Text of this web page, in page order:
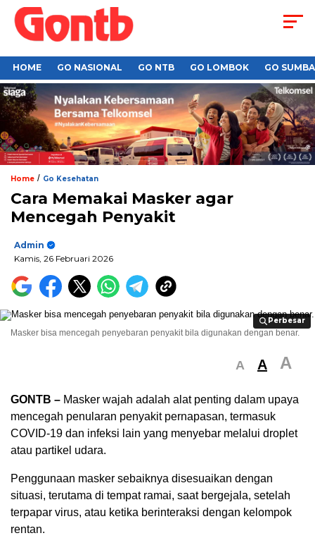
HOME GO NASIONAL GO NTB GO LOMBOK GO
Home / Go Kesehatan
Cara Memakai Masker agar
Mencegah Penyakit
Admin
Kamis, 26 Februari 2026
Perbesar
Perbesar
Masker bisa mencegah penyebaran penyakit bila digunakan dengan benar.
A A A
GONTB – Masker wajah adalah alat penting dalam upaya
mencegah penularan penyakit pernapasan, termasuk
COVID-19 dan infeksi lain yang menyebar melalui droplet
atau partikel udara.
Penggunaan masker sebaiknya disesuaikan dengan
situasi, terutama di tempat ramai, saat bergejala, setelah
terpapar virus, atau ketika berinteraksi dengan kelompok
rentan.